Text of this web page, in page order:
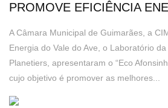
PROMOVE EFICIÊNCIA
A Câmara Municipal de Guimarães, a
Energia do Vale do Ave, o Laboratório
Planetiers, apresentaram o “Eco
cujo objetivo é promover as melhores...